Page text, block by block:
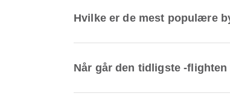
Hvilke er de mest populære
Når går den tidligste -